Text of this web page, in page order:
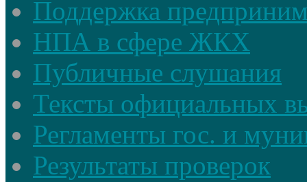
Поддержка
НПА в сфере ЖКХ
Публичные слушания
Тексты официальных
Регламенты гос. и
Результаты проверок